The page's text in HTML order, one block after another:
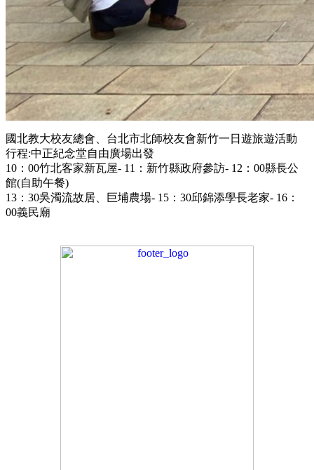
國北教大校友總會、台北市北師校友會新竹一日遊旅遊活動
行程:中正紀念堂自由廣場出發
10：00竹北客家新瓦屋- 11：新竹縣政府參訪- 12：00縣長公
館(自助午餐)
13：30吳濁流故居、巨埔農場- 15：30邱錦添學長老家- 16：
00義民廟